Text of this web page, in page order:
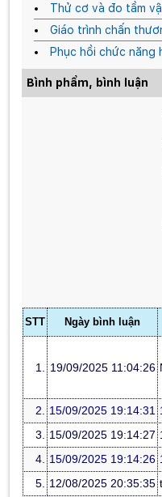
Thử cơ và đo tầm
Giáo trình chấn
Phục hồi chức năng
Bình phẩm, bình luận
STT Ngày bình luận
1. 19/09/2025 11:04:26
2.
15/09/2025 19:14:31
3.
15/09/2025 19:14:27
4.
15/09/2025 19:14:26
5.
12/08/2025 20:35:35